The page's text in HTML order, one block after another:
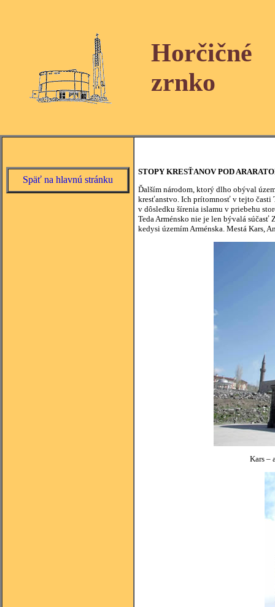
Horčičné
zrnko
Späť na hlavnú stránku
STOPY KRESŤANOV POD
Ďalším národom, ktorý dlho obýval
kresťanstvo. Ich prítomnosť v tejto časti
v dôsledku šírenia islamu v priebehu
Teda Arménsko nie je len bývalá súčasť
kedysi územím Arménska. Mestá Kars,
Kars –